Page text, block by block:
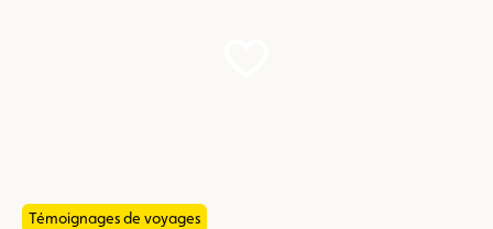
Témoignages de voyages